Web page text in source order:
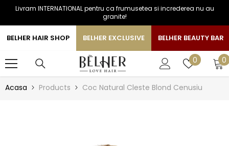
SARI LA CONTINUT
Livram INTERNATIONAL pentru ca frumusetea si increderea nu au
granite!
BELHER HAIR SHOP BELHER EXCLUSIVE BELHER BEAUTY BAR
0 Liste
00
Acasa Products Coc Natural Cleste Blond Cenusiu